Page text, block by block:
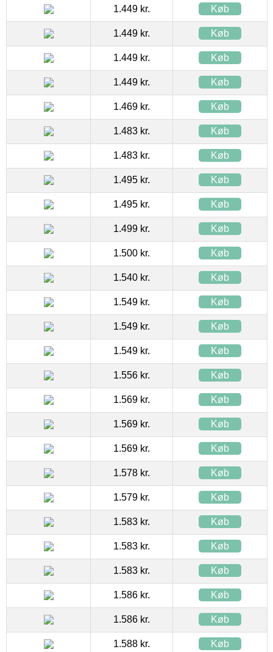
1.449 kr. Køb
1.449 kr. Køb
1.449 kr. Køb
1.449 kr. Køb
1.469 kr. Køb
1.483 kr. Køb
1.483 kr. Køb
1.495 kr. Køb
1.495 kr. Køb
1.499 kr. Køb
1.500 kr. Køb
1.540 kr. Køb
1.549 kr. Køb
1.549 kr. Køb
1.549 kr. Køb
1.556 kr. Køb
1.569 kr. Køb
1.569 kr. Køb
1.569 kr. Køb
1.578 kr. Køb
1.579 kr. Køb
1.583 kr. Køb
1.583 kr. Køb
1.583 kr. Køb
1.586 kr. Køb
1.586 kr. Køb
1.588 kr. Køb